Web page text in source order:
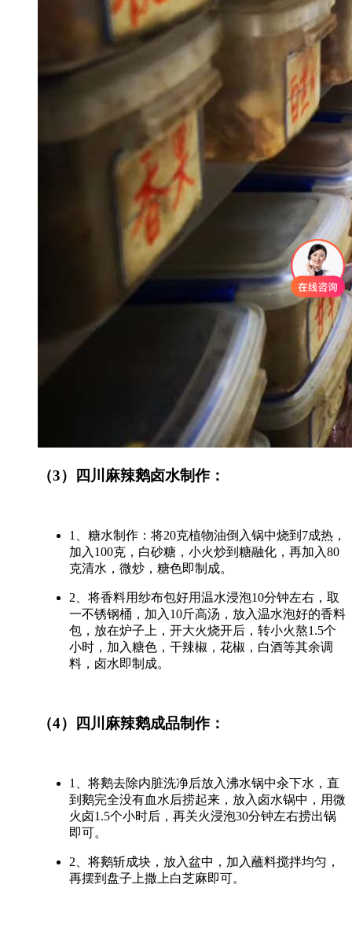
（3）四川麻辣鹅卤水制作：
1、糖水制作：将20克植物油倒入锅中烧到7成热，
加入100克，白砂糖，小火炒到糖融化，再加入80
克清水，微炒，糖色即制成。
2、将香料用纱布包好用温水浸泡10分钟左右，取
一不锈钢桶，加入10斤高汤，放入温水泡好的香料
包，放在炉子上，开大火烧开后，转小火熬1.5个
小时，加入糖色，干辣椒，花椒，白酒等其余调
料，卤水即制成。
（4）四川麻辣鹅成品制作：
1、将鹅去除内脏洗净后放入沸水锅中汆下水，直
到鹅完全没有血水后捞起来，放入卤水锅中，用微
火卤1.5个小时后，再关火浸泡30分钟左右捞出锅
即可。
2、将鹅斩成块，放入盆中，加入蘸料搅拌均匀，
再摆到盘子上撒上白芝麻即可。